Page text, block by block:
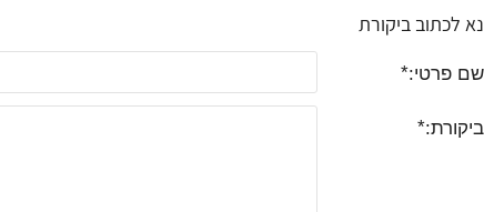
נא לכתוב ביקורת
שם פרטי:
ביקורת: